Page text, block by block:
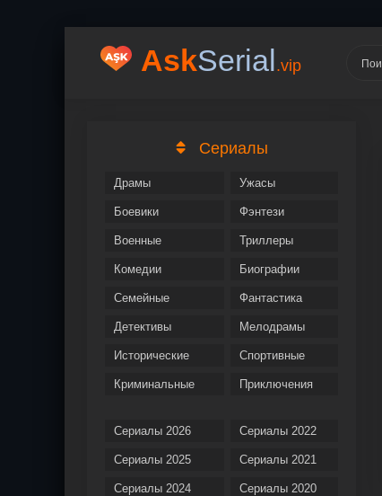
AskSerial.vip
Сериалы
Драмы
Боевики
Военные
Комедии
Семейные
Детективы
Исторические
Криминальные
Ужасы
Фэнтези
Триллеры
Биографии
Фантастика
Мелодрамы
Спортивные
Приключения
Сериалы 2026
Сериалы 2025
Сериалы 2024
Сериалы 2022
Сериалы 2021
Сериалы 2020